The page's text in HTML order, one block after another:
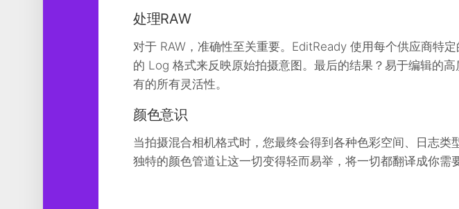
处理RAW
对于 RAW，准确性至关重要。EditReady 使用每个供应商特
的 Log 格式来反映原始拍摄意图。最后的结果？易于编辑的
有的所有灵活性。
颜色意识
当拍摄混合相机格式时，您最终会得到各种色彩空间、日志
独特的颜色管道让这一切变得轻而易举，将一切都翻译成你需